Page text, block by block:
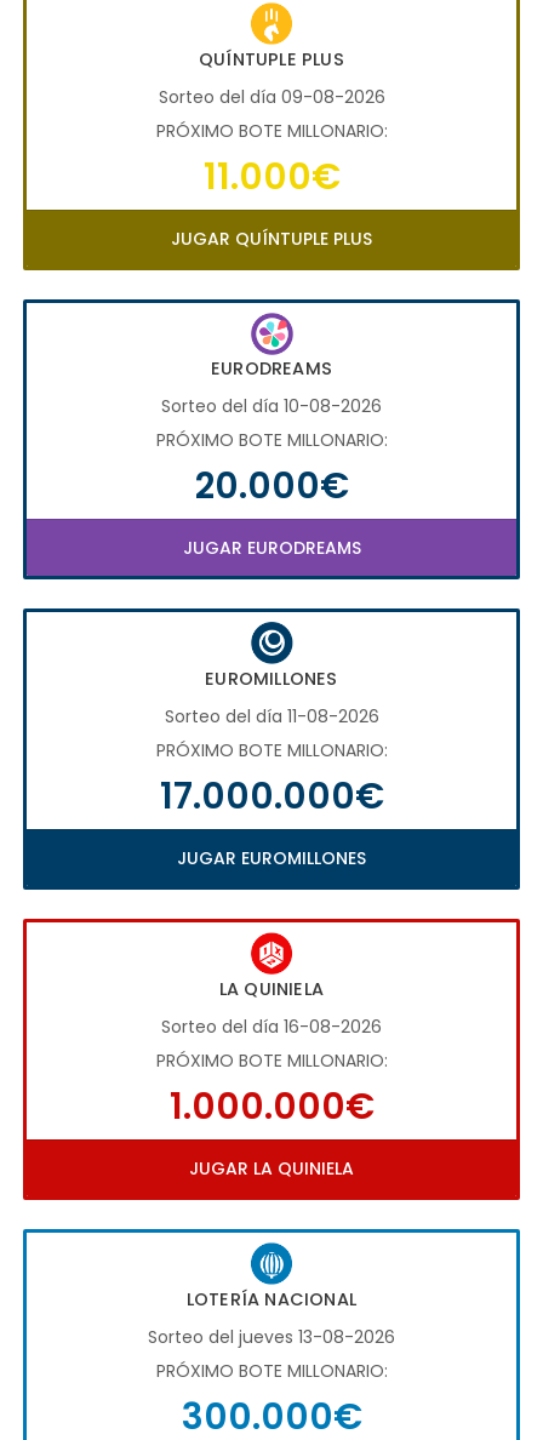
QUÍNTUPLE PLUS
Sorteo del día 09-08-2026
PRÓXIMO BOTE MILLONARIO:
11.000€
JUGAR QUÍNTUPLE PLUS
EURODREAMS
Sorteo del día 10-08-2026
PRÓXIMO BOTE MILLONARIO:
20.000€
JUGAR EURODREAMS
EUROMILLONES
Sorteo del día 11-08-2026
PRÓXIMO BOTE MILLONARIO:
17.000.000€
JUGAR EUROMILLONES
LA QUINIELA
Sorteo del día 16-08-2026
PRÓXIMO BOTE MILLONARIO:
1.000.000€
JUGAR LA QUINIELA
LOTERÍA NACIONAL
Sorteo del jueves 13-08-2026
PRÓXIMO BOTE MILLONARIO:
300.000€